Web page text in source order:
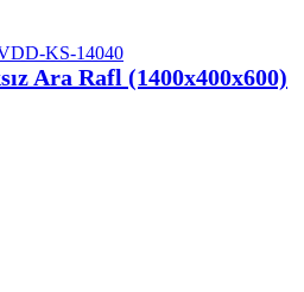
KS-14040
Ara Rafl (1400x400x600)